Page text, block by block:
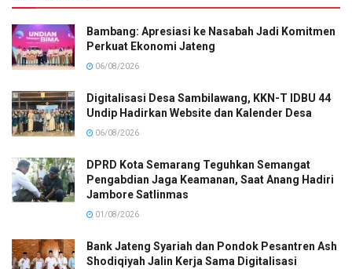
Bambang: Apresiasi ke Nasabah Jadi Komitmen
Perkuat Ekonomi Jateng
06/08/2026
Digitalisasi Desa Sambilawang, KKN-T IDBU 44
Undip Hadirkan Website dan Kalender Desa
06/08/2026
DPRD Kota Semarang Teguhkan Semangat
Pengabdian Jaga Keamanan, Saat Anang Hadiri
Jambore Satlinmas
01/08/2026
Bank Jateng Syariah dan Pondok Pesantren Ash
Shodiqiyah Jalin Kerja Sama Digitalisasi